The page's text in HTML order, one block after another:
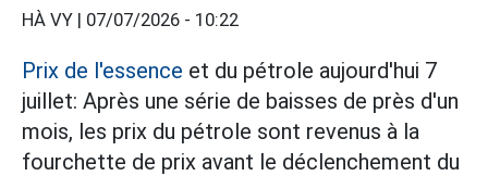
HÀ VY | 07/07/2026 - 10:22
Prix de l'essence et du pétrole aujourd'hui 7
juillet: Après une série de baisses de près d'un
mois, les prix du pétrole sont revenus à la
fourchette de prix avant le déclenchement du